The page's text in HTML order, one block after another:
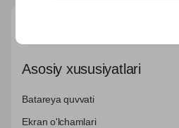
Asosiy xususiyatlari
Batareya quvvati
Ekran o'lchamlari